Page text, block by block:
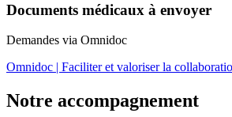
Documents médicaux à envoyer
Demandes via Omnidoc
Omnidoc | Faciliter et valoriser la
Notre accompagnement